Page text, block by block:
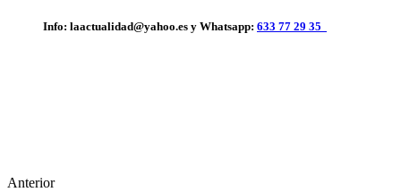
Info: laactualidad@yahoo.es y Whatsapp: 633 77 29 35
Anterior